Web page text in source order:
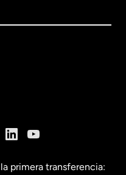
primera transferencia: